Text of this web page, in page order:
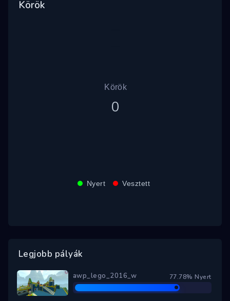
Körök
Nyert Vesztett
Körök
0
Legjobb pályák
awp_lego_2016_w 77.78% Nyert